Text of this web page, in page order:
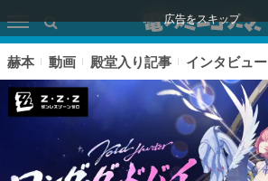
広告をスキップ
赫本 動画 殿堂入り記事 インタビュー